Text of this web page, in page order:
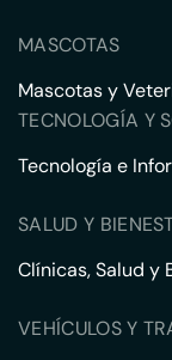
MASCOTAS
Mascotas y
TECNOLOGÍA Y
Tecnología e
SALUD Y
Clínicas, Salud y
VEHÍCULOS Y